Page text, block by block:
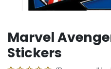
Marvel
Stickers